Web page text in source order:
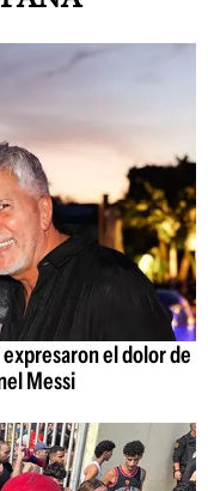
expresaron el dolor de
Messi